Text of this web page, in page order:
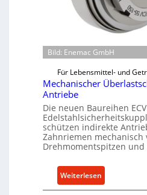
Bild: Enemac GmbH
Für Lebensmittel- und
Mechanischer
Antriebe
Die neuen Baureihen
schützen indirekte
Zahnriemen mechanisch
Drehmomentspitzen
Weiterlesen
M